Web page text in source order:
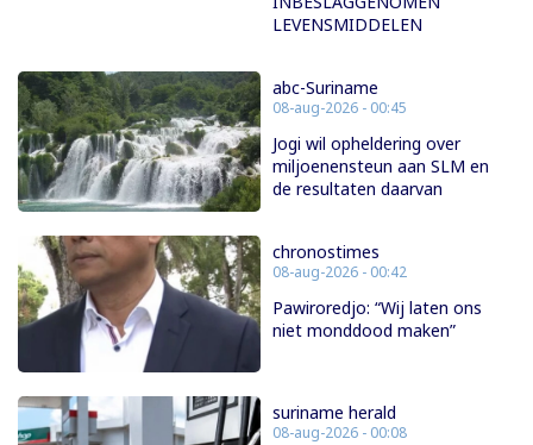
LEVENSMIDDELEN
abc-Suriname
08-aug-2026 - 00:45
Jogi wil opheldering over
miljoenensteun aan SLM en
de resultaten daarvan
chronostimes
08-aug-2026 - 00:42
Pawiroredjo: “Wij laten ons
niet monddood maken”
suriname herald
08-aug-2026 - 00:08